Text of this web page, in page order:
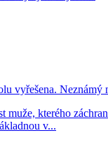
vyřešena. Neznámý
muže, kterého
v...